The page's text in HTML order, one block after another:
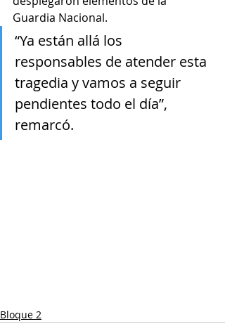
Guardia Nacional.
“Ya están allá los
responsables de atender esta
tragedia y vamos a seguir
pendientes todo el día”,
remarcó.
Bloque 2